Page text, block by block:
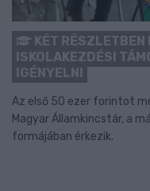
KÉT RÉSZLETBEN
ISKOLAKEZDÉSI
IGÉNYELNI
Az első 50 ezer forintot
Magyar Államkincstár, a
formájában érkezik.